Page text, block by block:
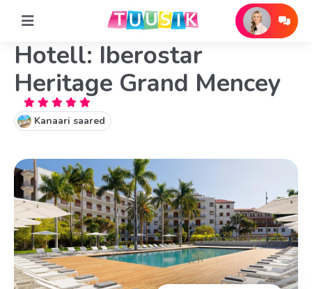
Hotell: Iberostar
Heritage Grand Mencey
Kanaari saared